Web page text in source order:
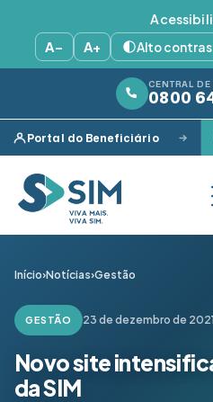
A−
A+ Alto
CENTRAL
0800
Portal do Beneficiário
Início›Notícias›Gestão
GESTÃO 23 de dezembro de
Novo site
da SIM